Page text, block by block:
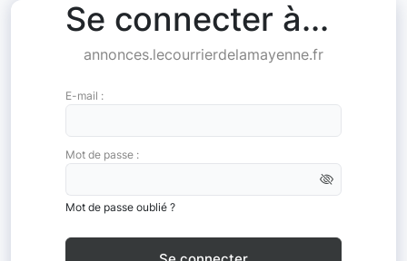
Se connecter à...
annonces.lecourrierdelamayenne.fr
E-mail :
Mot de passe :
Mot de passe oublié ?